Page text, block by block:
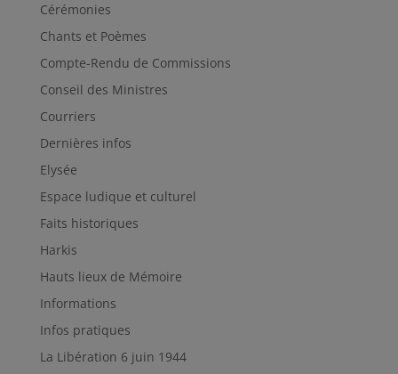
Cérémonies
Chants et Poèmes
Compte-Rendu de Commissions
Conseil des Ministres
Courriers
Dernières infos
Elysée
Espace ludique et culturel
Faits historiques
Harkis
Hauts lieux de Mémoire
Informations
Infos pratiques
La Libération 6 juin 1944